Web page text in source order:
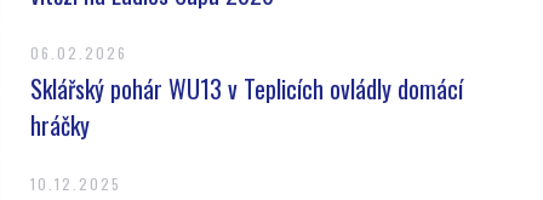
06.02.2026
Sklářský pohár WU13 v Teplicích ovládly domácí
hráčky
10.12.2025